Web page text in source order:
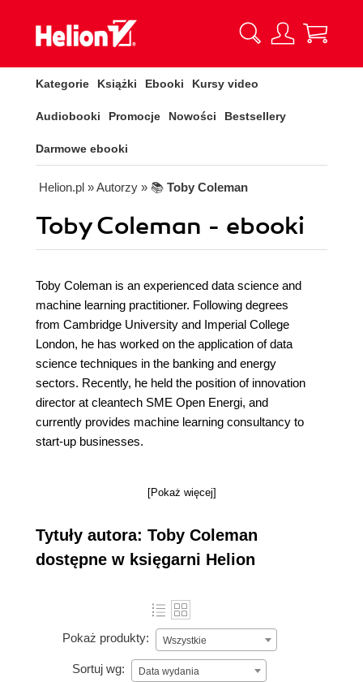
Kategorie Książki Ebooki Kursy video
Audiobooki Promocje Nowości Bestsellery
Darmowe ebooki
Helion.pl » Autorzy » 📚 Toby Coleman
Toby Coleman - ebooki
Toby Coleman is an experienced data science and
machine learning practitioner. Following degrees
from Cambridge University and Imperial College
London, he has worked on the application of data
science techniques in the banking and energy
sectors. Recently, he held the position of innovation
director at cleantech SME Open Energi, and
currently provides machine learning consultancy to
start-up businesses.
[Pokaż więcej]
Tytuły autora: Toby Coleman
dostępne w księgarni Helion
Pokaż produkty: Wszystkie
Sortuj wg: Data wydania